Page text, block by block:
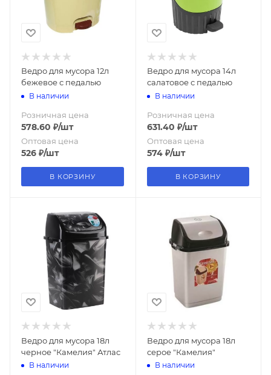
Ведро для мусора 12л
бежевое с педалью
В наличии
Розничная цена
578.60 ₽/шт
Оптовая цена
526 ₽/шт
В КОРЗИНУ
Ведро для мусора 14л
салатовое с педалью
В наличии
Розничная цена
631.40 ₽/шт
Оптовая цена
574₽/шт
В КОРЗИНУ
Ведро для мусора 18л
черное "Камелия" Атлас
В наличии
Ведро для мусора 18л
серое "Камелия"
В наличии